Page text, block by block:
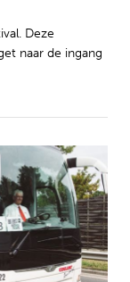
Deze
naar de ingang